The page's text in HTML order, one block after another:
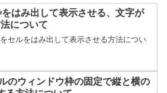
はみ出して表示させる、文字が
について
セルをはみ出して表示させる方法につい
のウィンドウ枠の固定で縦と横の